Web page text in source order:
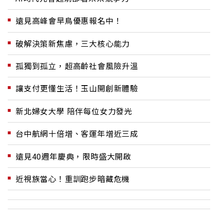
遠見高峰會早鳥優惠報名中！
破解決策新焦慮，三大核心能力
孤獨到孤立，超高齡社會風險升溫
讓支付更懂生活！玉山開創新體驗
新北婦女大學 陪伴每位女力發光
台中航網十倍增、客運年增近三成
遠見40週年慶典，限時盛大開啟
近視族當心！重訓跑步暗藏危機